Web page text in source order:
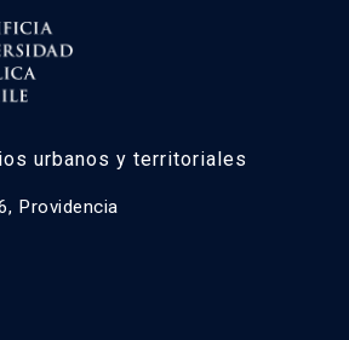
urbanos y territoriales
Providencia